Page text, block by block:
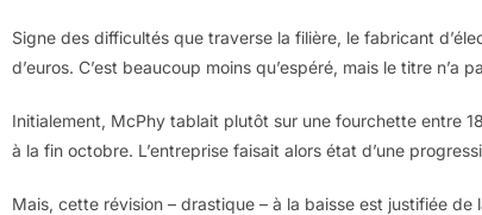
Signe des difficultés que traverse la filière, le fabricant
d’euros. C’est beaucoup moins qu’espéré, mais le titre n’a
Initialement, McPhy tablait plutôt sur une fourchette entre
à la fin octobre. L’entreprise faisait alors état d’une
Mais, cette révision – drastique – à la baisse est justifiée